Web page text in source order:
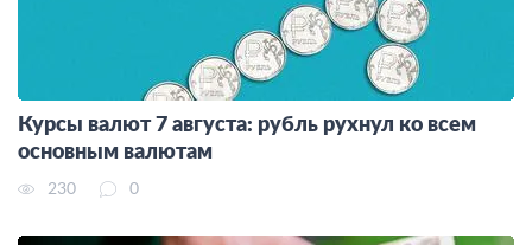
Курсы валют 7 августа: рубль рухнул ко всем
основным валютам
230 0